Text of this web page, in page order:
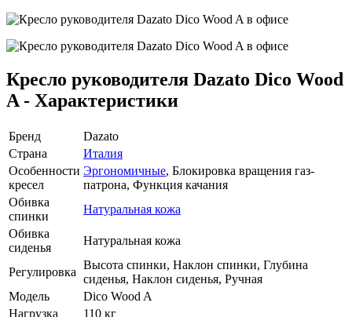
Кресло руководителя Dazato Dico Wood
A - Характеристики
Бренд
Dazato
Страна
Италия
Особенности
кресел
Эргономичные, Блокировка вращения газ-
патрона, Функция качания
Обивка
спинки
Натуральная кожа
Обивка
сиденья
Натуральная кожа
Регулировка
Высота спинки, Наклон спинки, Глубина
сиденья, Наклон сиденья, Ручная
Модель
Dico Wood A
Нагрузка
110 кг